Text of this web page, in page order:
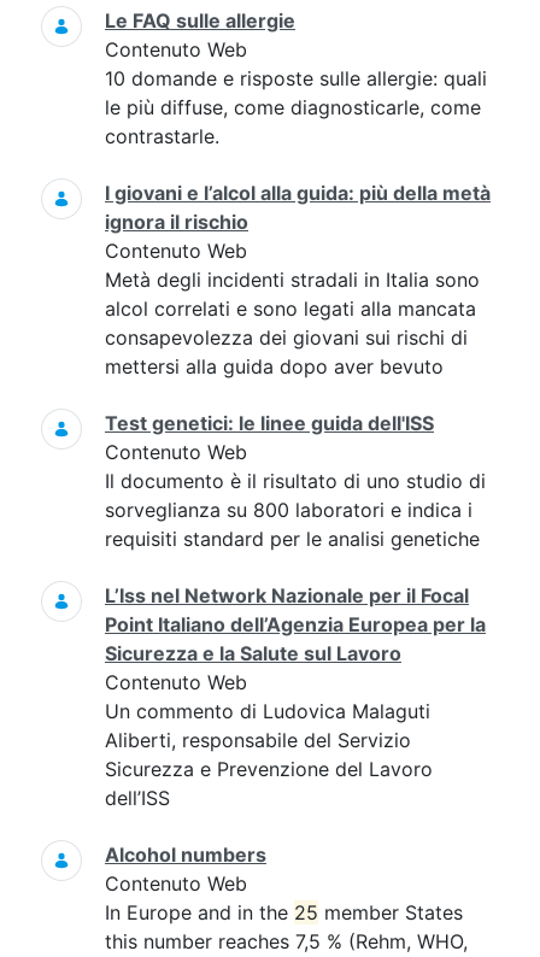
Le FAQ sulle allergie
Contenuto Web
10 domande e risposte sulle allergie: quali
le più diffuse, come diagnosticarle, come
contrastarle.
I giovani e l’alcol alla guida: più della metà
ignora il rischio
Contenuto Web
Metà degli incidenti stradali in Italia sono
alcol correlati e sono legati alla mancata
consapevolezza dei giovani sui rischi di
mettersi alla guida dopo aver bevuto
Test genetici: le linee guida dell'ISS
Contenuto Web
Il documento è il risultato di uno studio di
sorveglianza su 800 laboratori e indica i
requisiti standard per le analisi genetiche
L’Iss nel Network Nazionale per il Focal
Point Italiano dell’Agenzia Europea per la
Sicurezza e la Salute sul Lavoro
Contenuto Web
Un commento di Ludovica Malaguti
Aliberti, responsabile del Servizio
Sicurezza e Prevenzione del Lavoro
dell’ISS
Alcohol numbers
Contenuto Web
In Europe and in the 25 member States
this number reaches 7,5 % (Rehm, WHO,